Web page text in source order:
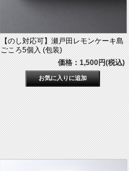
【のし対応可】瀬戸田レモンケーキ島
ごころ5個入 (包装)
価格：1,500円(税込)